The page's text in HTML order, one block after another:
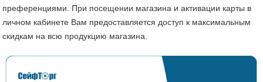
преференциями. При посещении магазина и активации карты в
личном кабинете Вам предоставляется доступ к максимальным
скидкам на всю продукцию магазина.